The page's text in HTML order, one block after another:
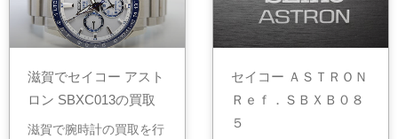
滋賀でセイコー アスト
ロン SBXC013の買取
滋賀で腕時計の買取を行
セイコー ＡＳＴＲＯＮ
Ｒｅｆ．ＳＢＸＢ０８
５